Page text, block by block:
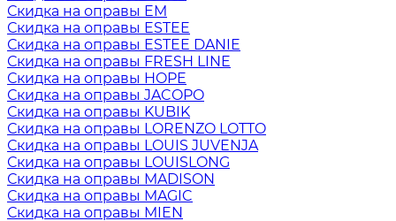
Скидка на оправы EM
Скидка на оправы ESTEE
Скидка на оправы ESTEE DANIE
Скидка на оправы FRESH LINE
Скидка на оправы HOPE
Скидка на оправы JACOPO
Скидка на оправы KUBIK
Скидка на оправы LORENZO LOTTO
Скидка на оправы LOUIS JUVENJA
Скидка на оправы LOUISLONG
Скидка на оправы MADISON
Скидка на оправы MAGIC
Скидка на оправы MIEN